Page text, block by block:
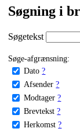
Søgning i
Søgetekst
Søge-afgrænsning:
Dato ?
Afsender ?
Modtager ?
Brevtekst ?
Herkomst ?